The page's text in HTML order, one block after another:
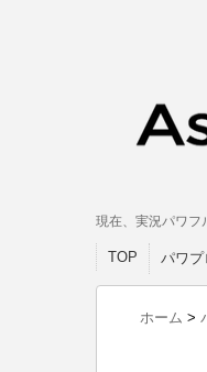
現在、実況パワフ
TOP パワプ
ホーム >